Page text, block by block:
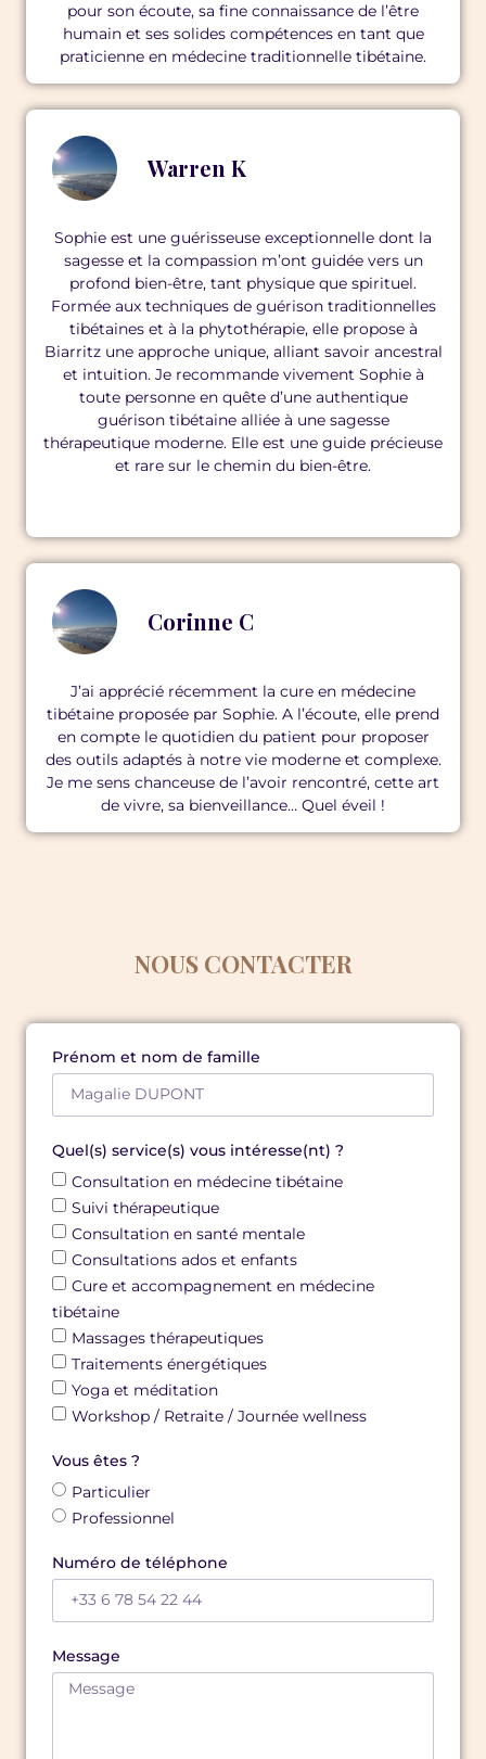
pour son écoute, sa fine connaissance de l’être
humain et ses solides compétences en tant que
praticienne en médecine traditionnelle tibétaine.
Warren K
Sophie est une guérisseuse exceptionnelle dont la
sagesse et la compassion m’ont guidée vers un
profond bien-être, tant physique que spirituel.
Formée aux techniques de guérison traditionnelles
tibétaines et à la phytothérapie, elle propose à
Biarritz une approche unique, alliant savoir ancestral
et intuition. Je recommande vivement Sophie à
toute personne en quête d’une authentique
guérison tibétaine alliée à une sagesse
thérapeutique moderne. Elle est une guide précieuse
et rare sur le chemin du bien-être.
Corinne C
J’ai apprécié récemment la cure en médecine
tibétaine proposée par Sophie. A l’écoute, elle prend
en compte le quotidien du patient pour proposer
des outils adaptés à notre vie moderne et complexe.
Je me sens chanceuse de l’avoir rencontré, cette art
de vivre, sa bienveillance… Quel éveil !
NOUS CONTACTER
Prénom et nom de famille
Quel(s) service(s) vous intéresse(nt) ?
Consultation en médecine tibétaine
Suivi thérapeutique
Consultation en santé mentale
Consultations ados et enfants
Cure et accompagnement en médecine
tibétaine
Massages thérapeutiques
Traitements énergétiques
Yoga et méditation
Workshop / Retraite / Journée wellness
Vous êtes ?
Particulier
Professionnel
Numéro de téléphone
Message